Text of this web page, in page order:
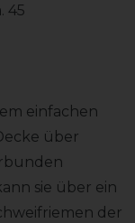
45
einfachen
über
sie über ein
der